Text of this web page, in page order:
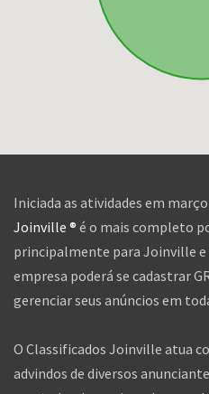
Iniciada as atividades em março
Joinville ® é o mais completo
principalmente para Joinville e
empresa poderá se cadastrar
gerenciar seus anúncios em
O Classificados Joinville atua
advindos de diversos